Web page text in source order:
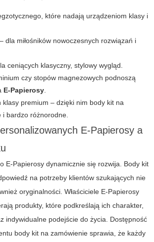
które nadają urządzeniom klasy i
dla miłośników nowoczesnych rozwiązań i
ceniących klasyczny, stylowy wygląd.
czy stopów magnezowych podnoszą
E-Papierosy
klasy premium – dzięki nim body kit na
bardzo różnorodne.
E-Papierosy a
E-Papierosy dynamicznie się rozwija. Body kit
na potrzeby klientów szukających nie
oryginalności. Właściciele E-Papierosy
produkty, które podkreślają ich charakter,
indywidualne podejście do życia. Dostępność
body kit na zamówienie sprawia, że każdy